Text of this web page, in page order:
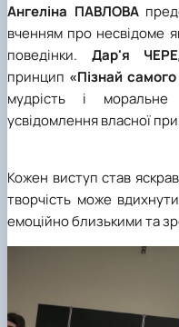
Ангеліна ПАВЛОВА
вченням про несвідоме
поведінки. Дар'я
принцип «Пізнай
мудрість і
усвідомлення власної
Кожен виступ став
творчість може
емоційно близькими та